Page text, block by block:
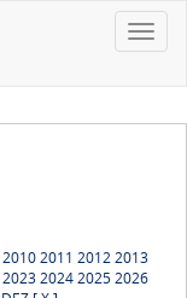
Toggle
20102011 20122013
2023202420252026